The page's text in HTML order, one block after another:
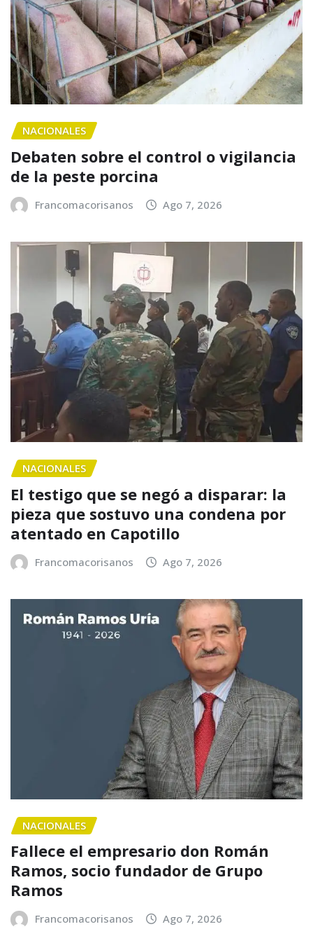
NACIONALES
Debaten sobre el control o vigilancia
de la peste porcina
Francomacorisanos Ago 7, 2026
NACIONALES
El testigo que se negó a disparar: la
pieza que sostuvo una condena por
atentado en Capotillo
Francomacorisanos Ago 7, 2026
NACIONALES
Fallece el empresario don Román
Ramos, socio fundador de Grupo
Ramos
Francomacorisanos Ago 7, 2026